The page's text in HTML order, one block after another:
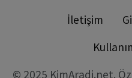
İletişim
© 2025 KimAradi.net.